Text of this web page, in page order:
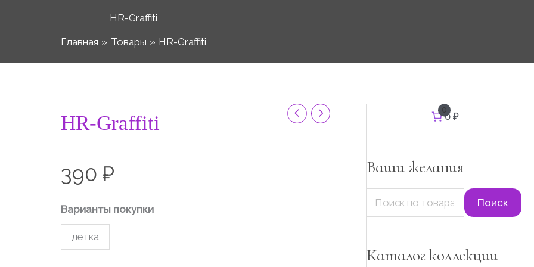
HR-Graffiti
Главная
Товары HR-Graffiti
HR-Graffiti
390₽
Варианты покупки
детка
товара
Graffiti
0
0 ₽
Ваши желания
ь
Поиск
Каталог коллекции